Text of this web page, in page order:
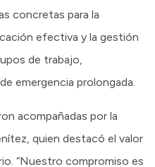
concretas para la
efectiva y la gestión
de trabajo,
emergencia prolongada.
acompañadas por la
quien destacó el valor
“Nuestro compromiso es